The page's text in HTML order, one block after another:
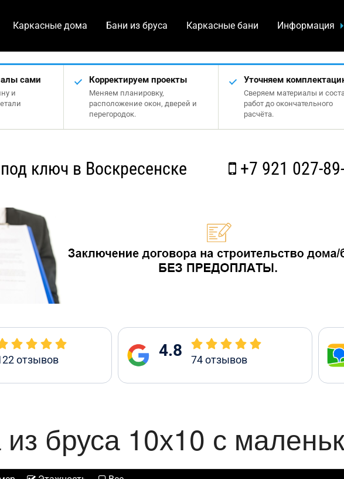
Каркасные дома Бани из бруса Каркасные бани Информация
сами
и
Корректируем проекты
Меняем планировку,
расположение окон, дверей и
перегородок.
Уточняем
Сверяем материалы и
работ до окончательного
расчёта.
ключ в Воскресенске +7 921 027-
отзывов 4.8 74отзывов
бруса 10х10 с